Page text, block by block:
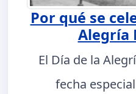
Por qué se
Alegría
El Día de la
fecha